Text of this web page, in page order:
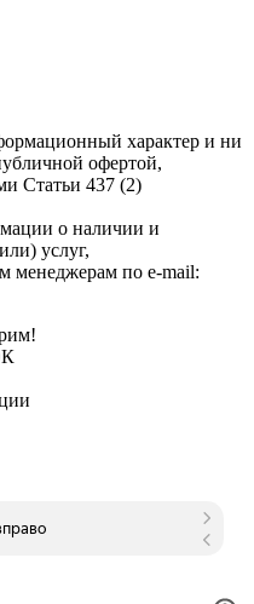
характер и ни
офертой,
Статьи 437 (2)
о наличии и
услуг,
менеджерам по e-mail: